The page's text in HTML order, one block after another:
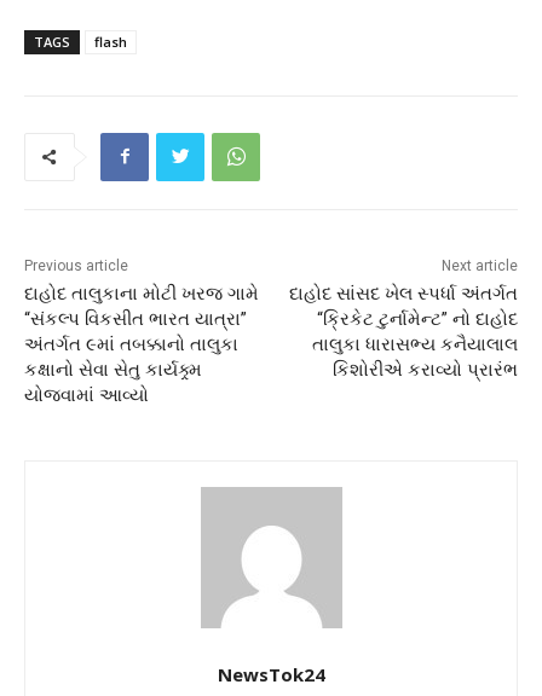
TAGS flash
Previous article
દાહોદ તાલુકાના મોટી ખરજ ગામે
“સંકલ્પ વિકસીત ભારત યાત્રા”
અંતર્ગત ૯માં તબક્કાનો તાલુકા
કક્ષાનો સેવા સેતુ કાર્યક્ર્મ
યોજવામાં આવ્યો
Next article
દાહોદ સાંસદ ખેલ સ્પર્ધા અંતર્ગત
“ક્રિકેટ ટુર્નામેન્ટ” નો દાહોદ
તાલુકા ધારાસભ્ય કનૈયાલાલ
કિશોરીએ કરાવ્યો પ્રારંભ
NewsTok24